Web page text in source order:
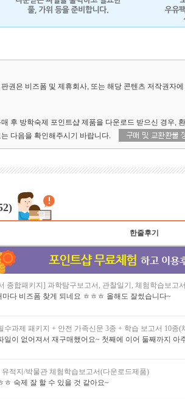
권은 비즈폼 및 제휴회사, 또는 해당 콘텐츠 저작권자
후 방학숙제 포인트샵 제품을 다운로드 받으신 경우,
다음을 확인해주시기 바랍니다.
한줄후기
종합패키지] 과학탐구보고서, 관찰일기, 체험학습보고
마다 비즈폼 찾게 되네요 ㅎㅎㅎ 올해도 잘썼습니다~
수과제 패키지 + 안전 가족신문 3종 + 학습 보고서 10종
일이 없어져서 재구매했어요~ 첫째에 이어 둘째까지 아
유적지/박물관 체험학습보고서(다운로드제품)
ㅎ 숙제 잘 할 수 있을 것 같아요~